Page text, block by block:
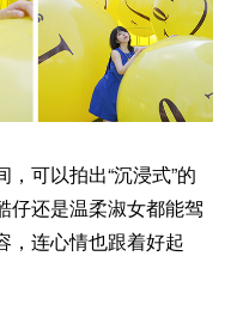
可以拍出“沉浸式”的
仔还是温柔淑女都能驾
，连心情也跟着好起